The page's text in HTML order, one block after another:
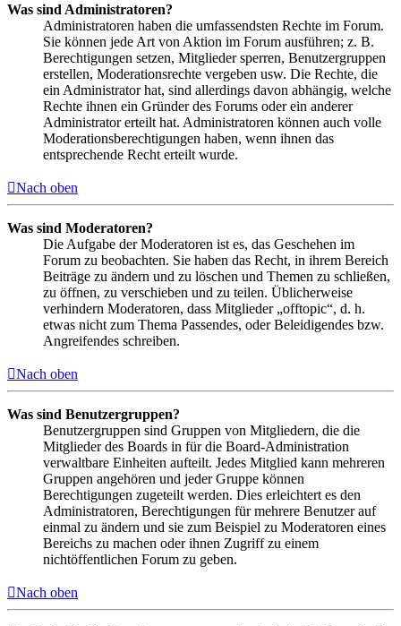
Was sind Administratoren?
Administratoren haben die umfassendsten Rechte im Forum.
Sie können jede Art von Aktion im Forum ausführen; z. B.
Berechtigungen setzen, Mitglieder sperren, Benutzergruppen
erstellen, Moderationsrechte vergeben usw. Die Rechte, die
ein Administrator hat, sind allerdings davon abhängig, welche
Rechte ihnen ein Gründer des Forums oder ein anderer
Administrator erteilt hat. Administratoren können auch volle
Moderationsberechtigungen haben, wenn ihnen das
entsprechende Recht erteilt wurde.
Nach oben
Was sind Moderatoren?
Die Aufgabe der Moderatoren ist es, das Geschehen im
Forum zu beobachten. Sie haben das Recht, in ihrem Bereich
Beiträge zu ändern und zu löschen und Themen zu schließen,
zu öffnen, zu verschieben und zu teilen. Üblicherweise
verhindern Moderatoren, dass Mitglieder „offtopic“, d. h.
etwas nicht zum Thema Passendes, oder Beleidigendes bzw.
Angreifendes schreiben.
Nach oben
Was sind Benutzergruppen?
Benutzergruppen sind Gruppen von Mitgliedern, die die
Mitglieder des Boards in für die Board-Administration
verwaltbare Einheiten aufteilt. Jedes Mitglied kann mehreren
Gruppen angehören und jeder Gruppe können
Berechtigungen zugeteilt werden. Dies erleichtert es den
Administratoren, Berechtigungen für mehrere Benutzer auf
einmal zu ändern und sie zum Beispiel zu Moderatoren eines
Bereichs zu machen oder ihnen Zugriff zu einem
nichtöffentlichen Forum zu geben.
Nach oben